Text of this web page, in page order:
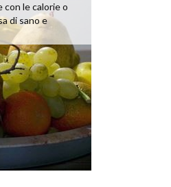
con le calorie o
di sano e